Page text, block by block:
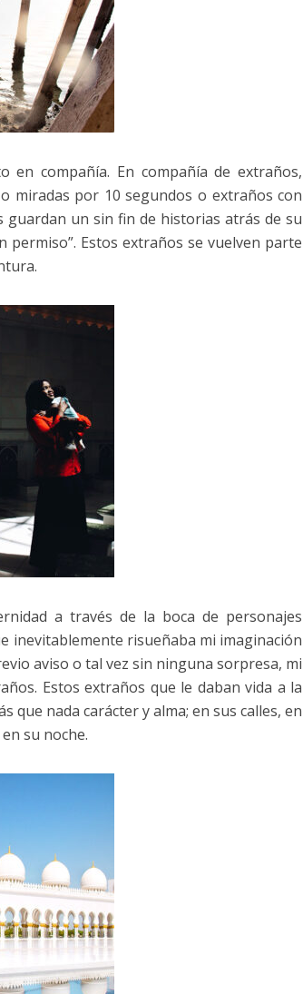
compañía. En compañía de extraños,
miradas por 10 segundos o extraños con
guardan un sin fin de historias atrás de su
permiso”. Estos extraños se vuelven parte
a través de la boca de personajes
inevitablemente risueñaba mi imaginación
aviso o tal vez sin ninguna sorpresa, mi
Estos extraños que le daban vida a la
que nada carácter y alma; en sus calles, en
su noche.